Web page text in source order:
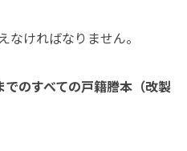
なければなりません。
でのすべての戸籍謄本（改製